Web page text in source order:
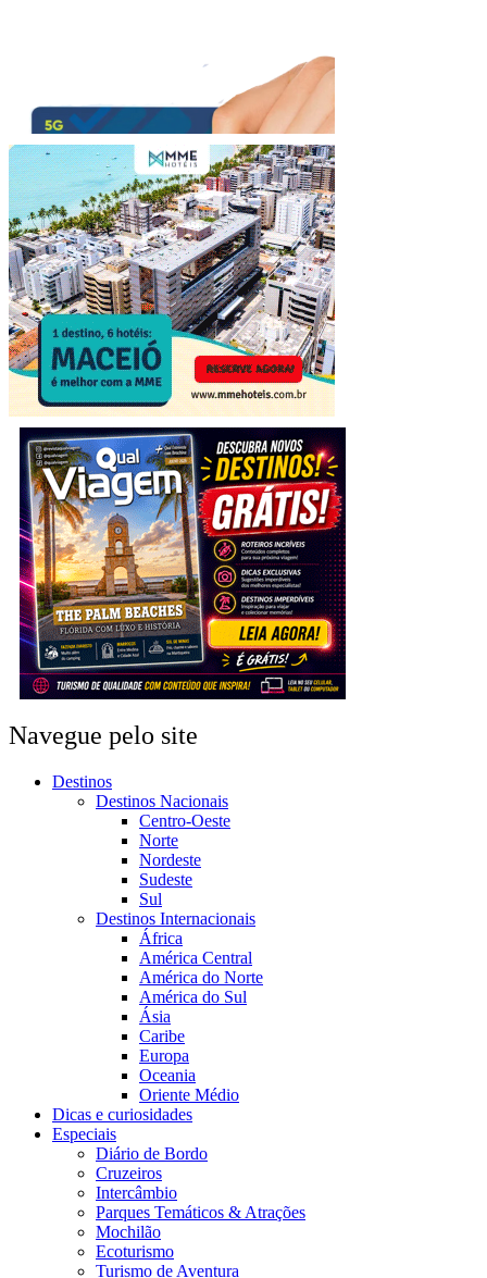
Navegue pelo site
Destinos
Destinos Nacionais
Centro-Oeste
Norte
Nordeste
Sudeste
Sul
Destinos Internacionais
África
América Central
América do Norte
América do Sul
Ásia
Caribe
Europa
Oceania
Oriente Médio
Dicas e curiosidades
Especiais
Diário de Bordo
Cruzeiros
Intercâmbio
Parques Temáticos & Atrações
Mochilão
Ecoturismo
Turismo de Aventura